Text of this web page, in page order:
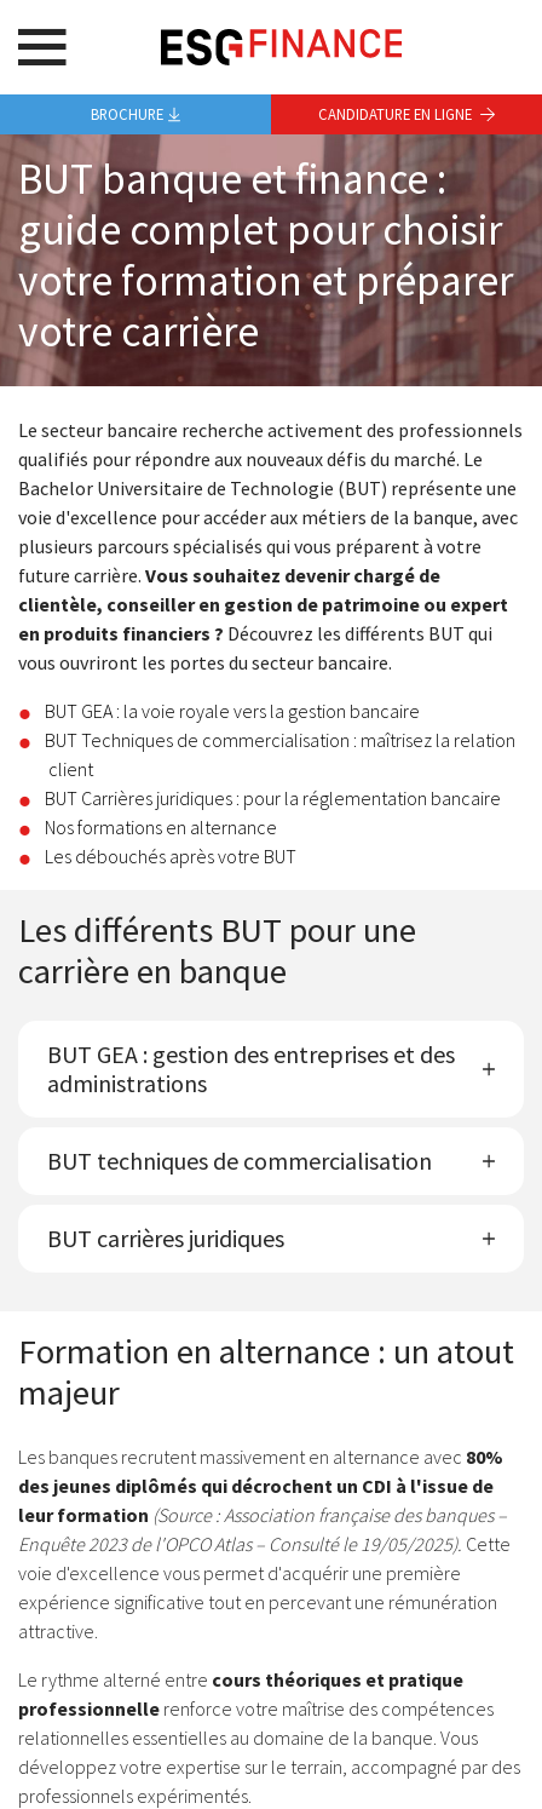
BUT banque et finance :
guide complet pour choisir
votre formation et préparer
votre carrière
Le secteur bancaire recherche activement des professionnels
qualifiés pour répondre aux nouveaux défis du marché. Le
Bachelor Universitaire de Technologie (BUT) représente une
voie d'excellence pour accéder aux métiers de la banque, avec
plusieurs parcours spécialisés qui vous préparent à votre
future carrière. Vous souhaitez devenir chargé de
clientèle, conseiller en gestion de patrimoine ou expert
en produits financiers ? Découvrez les différents BUT qui
vous ouvriront les portes du secteur bancaire.
BUT GEA : la voie royale vers la gestion bancaire
BUT Techniques de commercialisation : maîtrisez la relation
client
BUT Carrières juridiques : pour la réglementation bancaire
Nos formations en alternance
Les débouchés après votre BUT
Les différents BUT pour une
carrière en banque
BUT GEA : gestion des entreprises et des
administrations
BUT techniques de commercialisation
BUT carrières juridiques
Formation en alternance : un atout
majeur
Les banques recrutent massivement en alternance avec 80%
des jeunes diplômés qui décrochent un CDI à l'issue de
leur formation (Source : Association française des banques –
Enquête 2023 de l'OPCO Atlas – Consulté le 19/05/2025). Cette
voie d'excellence vous permet d'acquérir une première
expérience significative tout en percevant une rémunération
attractive.
Le rythme alterné entre cours théoriques et pratique
professionnelle renforce votre maîtrise des compétences
relationnelles essentielles au domaine de la banque. Vous
développez votre expertise sur le terrain, accompagné par des
professionnels expérimentés.
BROCHURE CANDIDATURE EN LIGNE